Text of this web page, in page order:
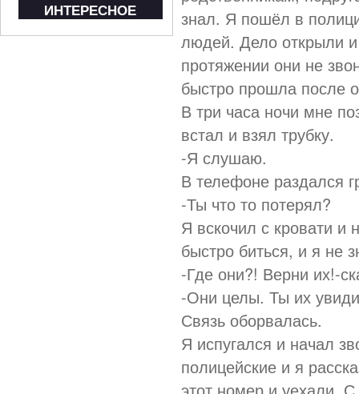
знал. Я пошёл в
людей. Дело открыли и
протяжении они не
быстро прошла после
В три часа ночи мне
встал и взял трубку.
-Я слушаю.
В телефоне раздался
-Ты что то потерял?
Я вскочил с кровати и
быстро биться, и я не
-Где они?! Верни их!-
-Они целы. Ты их
Связь оборвалась.
Я испугался и начал
полицейские и я
ИНТЕРЕСНОЕ